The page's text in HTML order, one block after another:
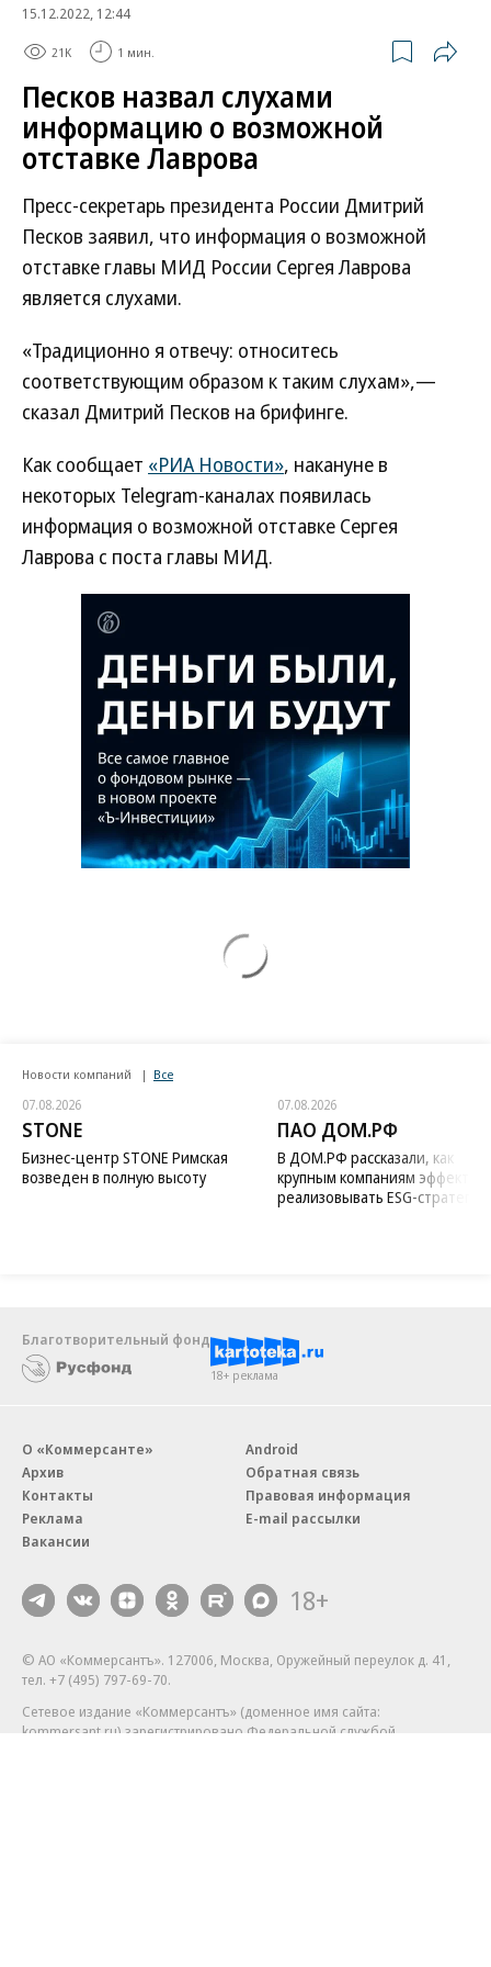
15.12.2022, 12:44
21K 1 мин.
Песков назвал слухами
информацию о возможной
отставке Лаврова
Пресс-секретарь президента России Дмитрий
Песков заявил, что информация о возможной
отставке главы МИД России Сергея Лаврова
является слухами.
«Традиционно я отвечу: относитесь
соответствующим образом к таким слухам»,—
сказал Дмитрий Песков на брифинге.
Как сообщает «РИА Новости», накануне в
некоторых Telegram-каналах появилась
информация о возможной отставке Сергея
Лаврова с поста главы МИД.
Новости компаний Все
07.08.2026
STONE
Бизнес-центр STONE Римская
возведен в полную высоту
07.08.2026
ПАО ДОМ.РФ
В ДОМ.РФ рассказали, как
крупным компаниям
реализовывать ESG-стратегию
Благотворительный фонд
18+ реклама
О «Коммерсанте»
Архив
Контакты
Реклама
Вакансии
Android
Обратная связь
Правовая информация
E-mail рассылки
18+
© АО «Коммерсантъ». 127006, Москва, Оружейный переулок д. 41,
тел. +7 (495) 797-69-70.
Сетевое издание «Коммерсантъ» (доменное имя сайта:
kommersant.ru) зарегистрировано Федеральной службой